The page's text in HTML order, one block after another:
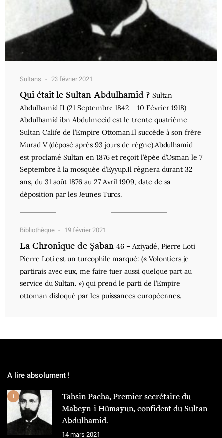
Sultans 23 février 2021
Qui était le Sultan Abdulhamid ? Sultan
Abdulhamid II (21 Septembre 1842 – 10 Février 1918)
Abdulhamid ibn Abdulmecid est le trente quatrième
Sultan Calife de l’Empire Ottoman.Il succède à son frère
Murad V (déposé après 93 jours de règne).Abdulhamid
est proclamé Sultan en 1876 et reçoit l’épée d’Osman le 7
Septembre à la mosquée d’Eyyup.Il règnera durant 32
ans, du 31 août 1876 au 27 Avril 1909, date de sa
déposition par les Jeunes Turcs.
Bibliothèque 19 février 2021
La Chronique de Şaban 46 – Aziyadé, Pierre Loti
Pierre Loti est un turcophile marqué: (« Volontiers je
partirais avec eux, me faire tuer aussi quelque part au
service du Sultan. ») qui prend le parti de l’Empire
ottoman disloqué par les puissances européennes.
A lire absolument !
1
Tahsin Pacha, Premier secrétaire du
Mabeyn-i Hümayun, confident du Sultan
Abdulhamid.
14 mars 2021